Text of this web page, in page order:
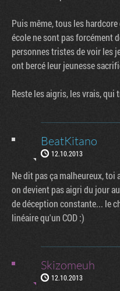
Puis même, tous les
école ne sont pas forcément
personnes tristes de voir les
ont bercé leur jeunesse
Reste les aigris, les vrais,
BeatKitano
12.10.2013
Ne dit pas ça malheureux,
on devient pas aigri du jour
de déception constante... le
linéaire qu'un COD :)
Skizomeuh
12.10.2013